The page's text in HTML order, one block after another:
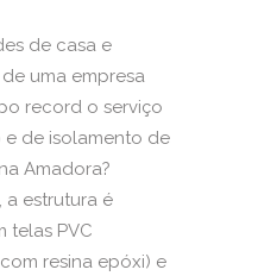
de casa e
uma empresa
record o serviço
e de isolamento de
Amadora?
a estrutura é
telas PVC
resina epóxi) e